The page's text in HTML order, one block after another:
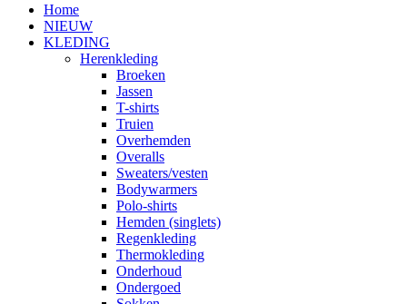
Home
NIEUW
KLEDING
Herenkleding
Broeken
Jassen
T-shirts
Truien
Overhemden
Overalls
Sweaters/vesten
Bodywarmers
Polo-shirts
Hemden (singlets)
Regenkleding
Thermokleding
Onderhoud
Ondergoed